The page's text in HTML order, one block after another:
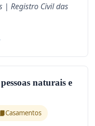
| Registro Civil das
naturais e
Casamentos